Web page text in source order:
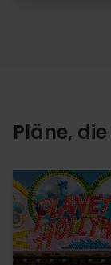
Pläne,